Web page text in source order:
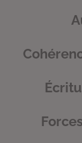
Forces